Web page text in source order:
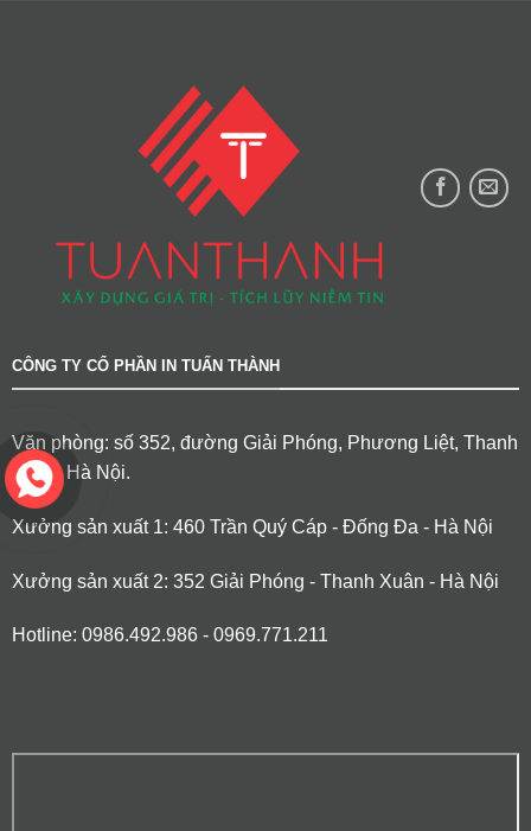
CÔNG TY CỔ PHẦN IN TUẤN THÀNH
Văn phòng: số 352, đường Giải Phóng, Phương Liệt, Thanh
Xuân, Hà Nội.
Xưởng sản xuất 1: 460 Trần Quý Cáp - Đống Đa - Hà Nội
Xưởng sản xuất 2: 352 Giải Phóng - Thanh Xuân - Hà Nội
Hotline: 0986.492.986 - 0969.771.211